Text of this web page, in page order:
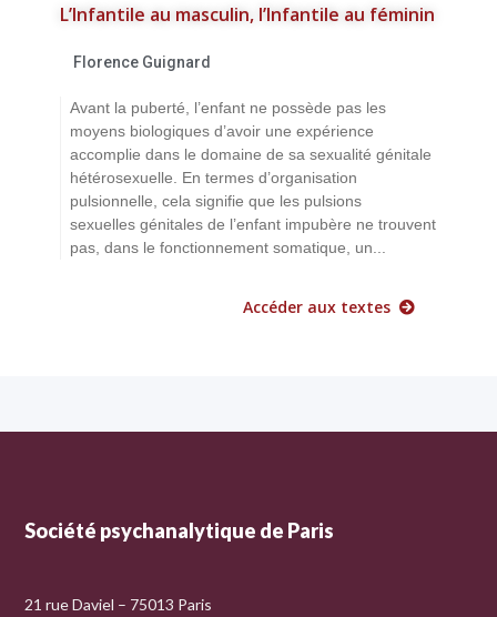
L’Infantile au masculin, l’Infantile au féminin
Florence Guignard
Avant la puberté, l’enfant ne possède pas les
moyens biologiques d’avoir une expérience
accomplie dans le domaine de sa sexualité génitale
hétérosexuelle. En termes d’organisation
pulsionnelle, cela signifie que les pulsions
sexuelles génitales de l’enfant impubère ne trouvent
pas, dans le fonctionnement somatique, un...
Accéder aux textes
Société psychanalytique de Paris
21 rue Daviel – 75013 Paris